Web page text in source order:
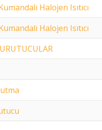
Halojen Isıtıcı
Halojen Isıtıcı